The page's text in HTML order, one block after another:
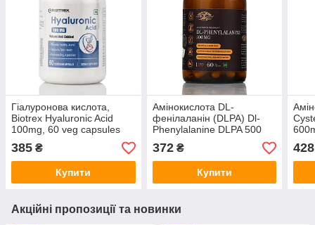
Гіалуронова кислота,
Biotrex Hyaluronic Acid
100mg, 60 veg capsules
для суглобів
385 ₴
Купити
Амінокислота DL-
фенілаланін (DLPA) Dl-
Phenylalanine DLPA 500
mg Sacred Leaves 60
veg.capsules при неврозе,
стрессе, знеболююче
372₴
Купити
428
Акційні пропозиції та новинки